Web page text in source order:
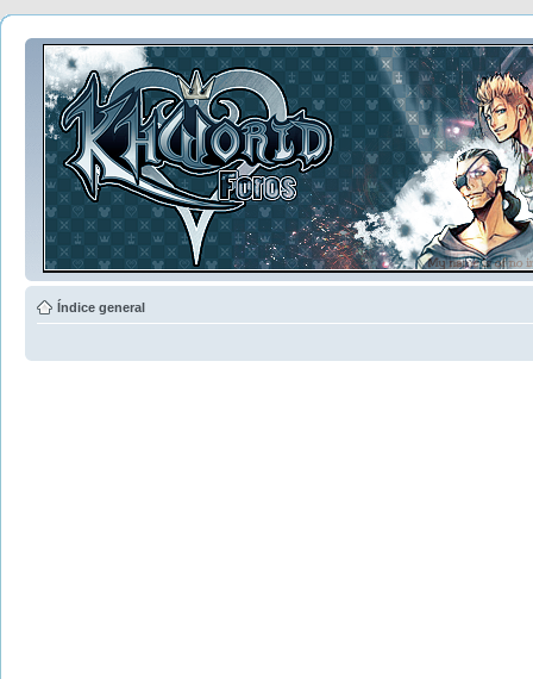
Índice general